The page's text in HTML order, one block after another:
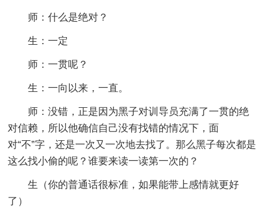
师：什么是绝对？
生：一定
师：一贯呢？
生：一向以来，一直。
师：没错，正是因为黑子对训导员充满了一贯的绝
对信赖，所以他确信自己没有找错的情况下，面
对“不”字，还是一次又一次地去找了。那么黑子每次都是
这么找小偷的呢？谁要来读一读第一次的？
生（你的普通话很标准，如果能带上感情就更好
了）